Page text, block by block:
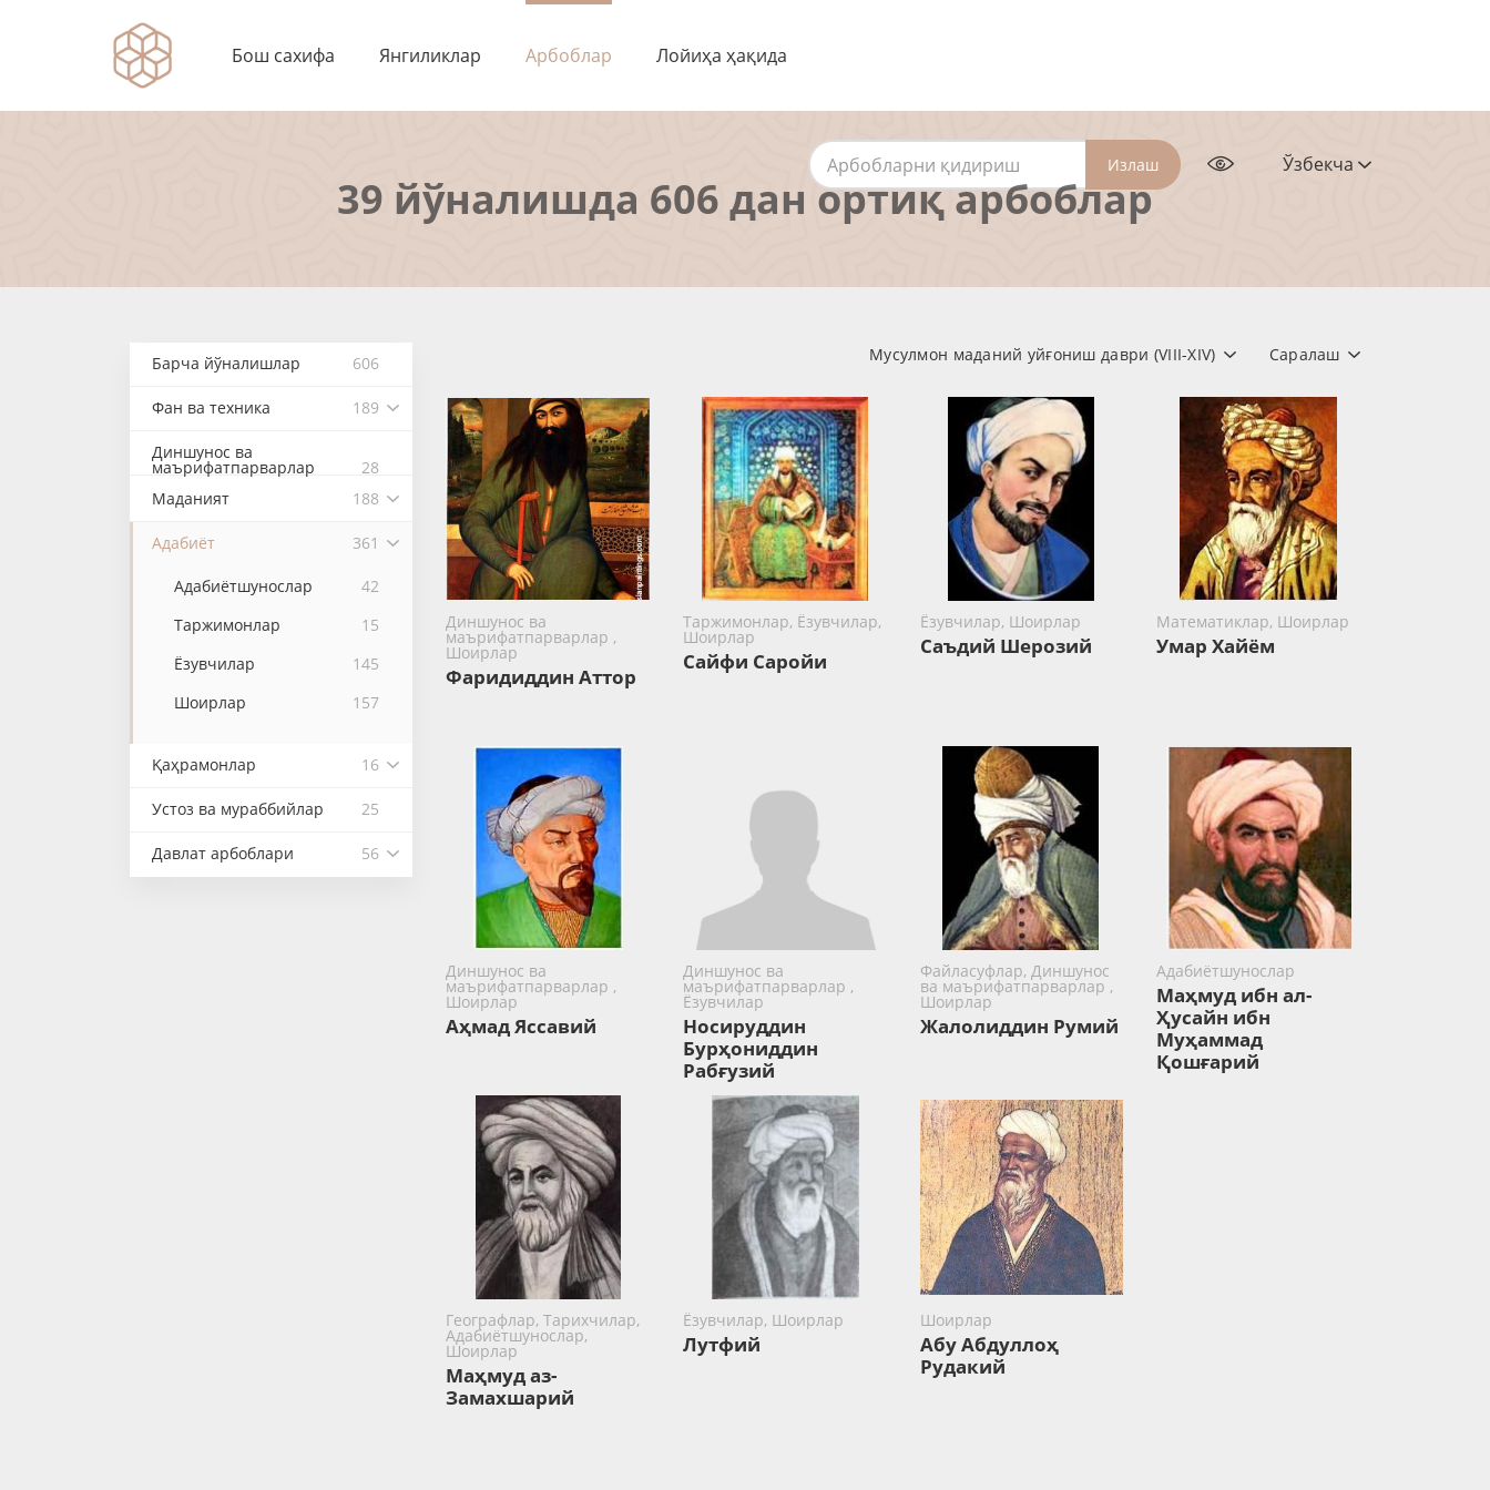
Бош сахифа Янгиликлар Арбоблар Лойиҳа ҳақида
Излаш Ўзбекча
39 йўналишда 606 дан ортиқ арбоблар
Барча йўналишлар 606
Фан ва техника 189
Диншунос ва
маърифатпарварлар
28
Маданият
188
Адабиёт 361
Адабиётшунослар
42
Таржимонлар
15
Ёзувчилар
145
Шоирлар
157
Қаҳрамонлар 16
Устоз ва мураббийлар 25
Давлат арбоблари 56
Саралаш
Мусулмон маданий уйғониш даври (VIII-XIV)
Диншунос ва
маърифатпарварлар ,
Шоирлар
Фаридиддин Аттор
Таржимонлар, Ёзувчилар,
Шоирлар
Сайфи Саройи
Ёзувчилар, Шоирлар
Саъдий Шерозий
Математиклар, Шоирлар
Умар Хайём
Диншунос ва
маърифатпарварлар ,
Шоирлар
Аҳмад Яссавий
Диншунос ва
маърифатпарварлар ,
Ёзувчилар
Носируддин
Бурҳониддин
Рабғузий
Файласуфлар, Диншунос
ва маърифатпарварлар ,
Шоирлар
Жалолиддин Румий
Адабиётшунослар
Маҳмуд ибн ал-
Ҳусайн ибн
Муҳаммад
Қошғарий
Географлар, Тарихчилар,
Адабиётшунослар,
Шоирлар
Маҳмуд аз-
Замахшарий
Ёзувчилар, Шоирлар
Лутфий
Шоирлар
Абу Абдуллоҳ
Рудакий